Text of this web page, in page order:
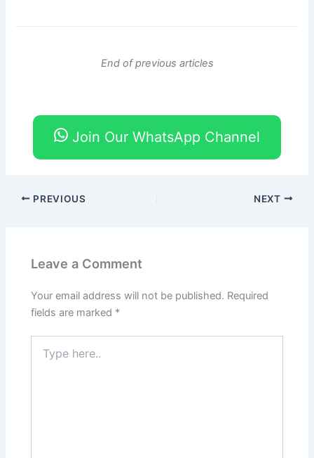
End of previous articles
Join Our WhatsApp Channel
PREVIOUS NEXT
Leave a Comment
Your email address will not be published. Required
fields are marked *
here..